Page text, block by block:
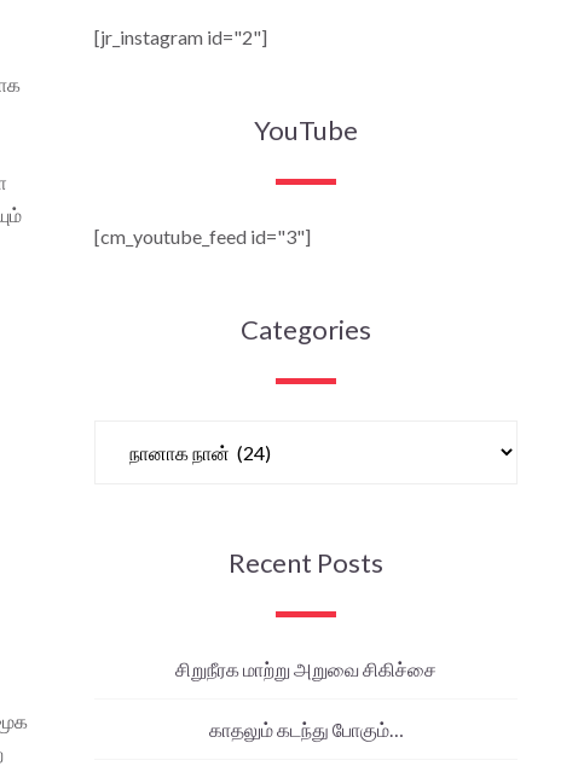
[jr_instagram id="2"]
YouTube
[cm_youtube_feed id="3"]
Categories
Recent Posts
சிறுநீரக மாற்று அறுவை சிகிச்சை
காதலும் கடந்து போகும்…